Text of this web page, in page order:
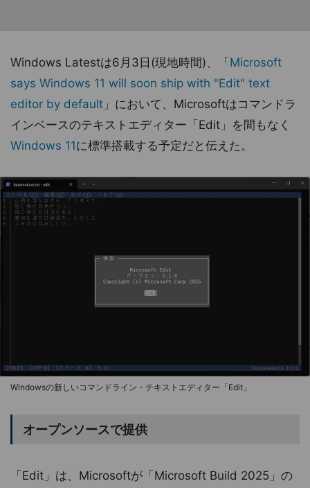
Windows Latestは6月3日(現地時間)、「 Microsoft
says Windows 11 will soon ship with "Edit" text
editor by default 」において、Microsoftはコマンドラ
インベースのテキストエディター「Edit」を間もなく
Windows 11に標準搭載する予定だと伝えた。
Windowsの新しいコマンドライン・テキストエディター「Edit」
オープンソースで提供
「Edit」は、Microsoftが「Microsoft Build 2025」の